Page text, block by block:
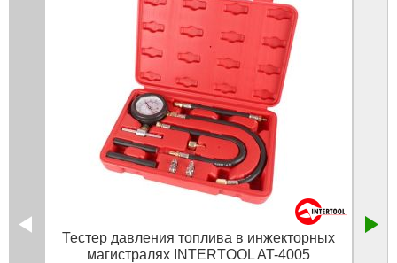
Тестер давления топлива в инжекторных
магистралях INTERTOOL AT-4005